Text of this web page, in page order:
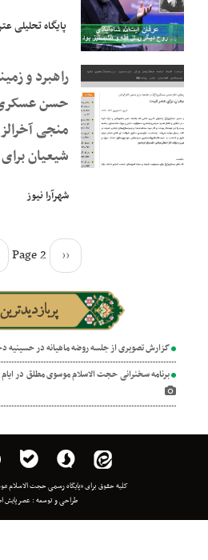
پایگاه تحلیلی عترتنا
راهبرد و زمینه‌سازی‌های امام
حسن عسکری(ع) در جامعه برای
منجی آخرالزمان شبکه‌سازی
شیعیان برای عصر غیبت
پربازدیدترین
روضه ماهیانه در حسینیه دختران موسی بن جعفر (ع) - قم
موسوی مطلق در ایام آخر ماه صفر ۱۴۰۵ _ میدان هفت تیر
برای «پایگاه رسمی حجت الاسلام موسوی مطلق» محفوظ است.